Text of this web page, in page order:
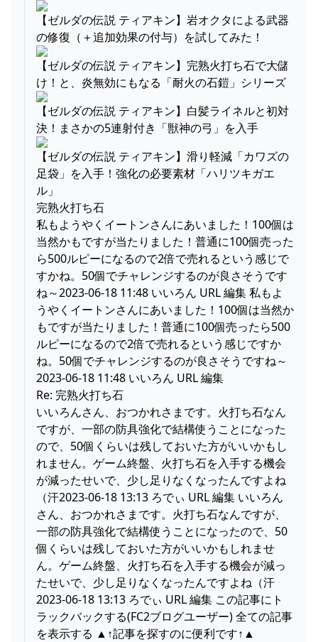
【ゼルダの伝説 ティアキン】岩オクタによる武器
の修復（＋追加効果の付与）を試してみた！
【ゼルダの伝説 ティアキン】完熟火打ち石で大儲
け！と、炎無効にもなる「耐火の石鎧」シリーズ
【ゼルダの伝説 ティアキン】白髪ライネルと初対
決！まさかの5連射付き「獣神の弓」を入手
【ゼルダの伝説 ティアキン】滑り軽減「カワズの
足袋」を入手！強化の必要素材「ハリツキガエ
ル」
完熟火打ち石
私もようやくイートンさんにあいました！100個は
当然かもですが当たりました！普通に100個売った
ら500ルピーになるので2倍で売れるという感じで
すかね。50個でチャレンジするのが良さそうです
ね～2023-06-18 11:48 いいろん URL 編集 私もよ
うやくイートンさんにあいました！100個は当然か
もですが当たりました！普通に100個売ったら500
ルピーになるので2倍で売れるという感じですか
ね。50個でチャレンジするのが良さそうですね～
2023-06-18 11:48 いいろん URL 編集
Re: 完熟火打ち石
いいろんさん、おつかれさまです。火打ち石なん
ですが、一部の防具強化で結構使うことになった
ので、50個くらいは残しておいた方がいいかもし
れません。ゲーム終盤、火打ち石を入手する機会
が減ったせいで、少し足りなくなったんですよね
（汗2023-06-18 13:13 ろでぃ URL 編集 いいろん
さん、おつかれさまです。火打ち石なんですが、
一部の防具強化で結構使うことになったので、50
個くらいは残しておいた方がいいかもしれませ
ん。ゲーム終盤、火打ち石を入手する機会が減っ
たせいで、少し足りなくなったんですよね（汗
2023-06-18 13:13 ろでぃ URL 編集 この記事にト
ラックバックする(FC2ブログユーザー) 全ての記事
を表示する ▲↑記事を探すのに便利です↑▲